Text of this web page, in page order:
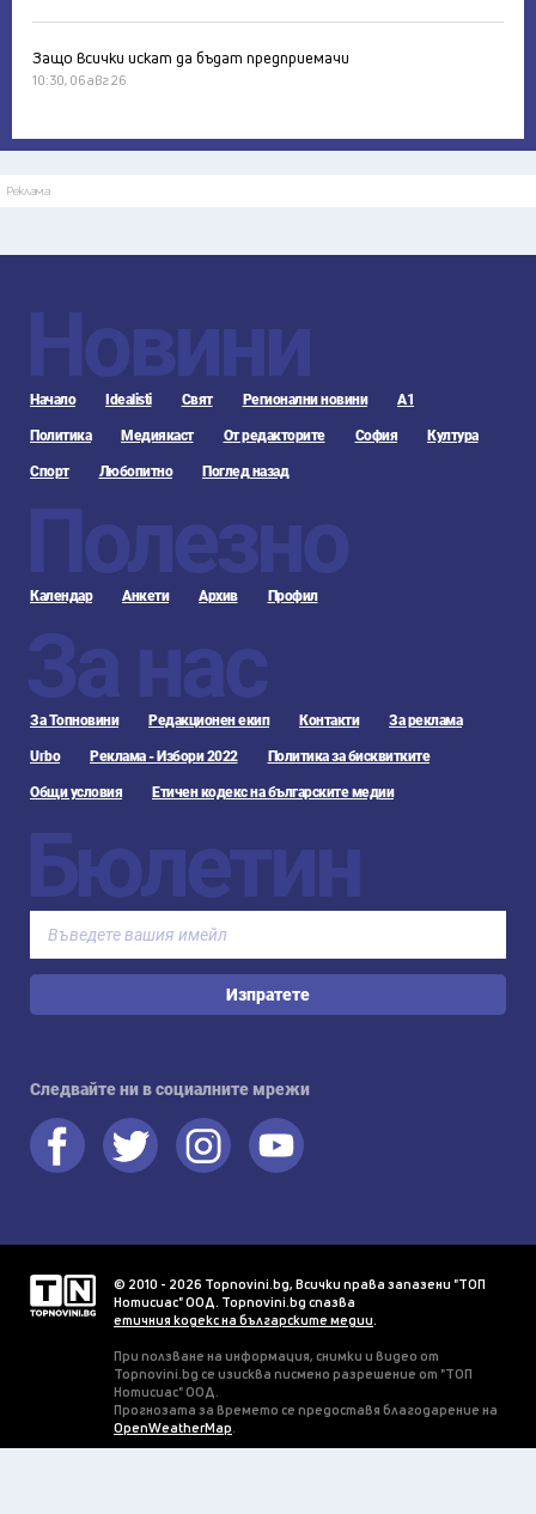
Защо всички искат да бъдат предприемачи
10:30, 06 авг 26
Реклама
Новини
Начало Idealisti Свят Регионални новини А1
Политика Медиякаст От редакторите София Култура
Спорт Любопитно Поглед назад
Полезно
Календар Анкети Архив Профил
За нас
За Топновини Редакционен екип Контакти За реклама
Urbo Реклама - Избори 2022 Политика за бисквитките
Общи условия Етичен кодекс на българските медии
Бюлетин
Изпратете
Следвайте ни в социалните мрежи
© 2010 - 2026 Topnovini.bg, Всички права запазени "ТОП
Нотисиас" ООД. Topnovini.bg спазва
етичния кодекс на българските медии.
При ползване на информация, снимки и видео от
Topnovini.bg се изисква писмено разрешение от "ТОП
Нотисиас" ООД.
Прогнозата за времето се предоставя благодарение на
OpenWeatherMap.